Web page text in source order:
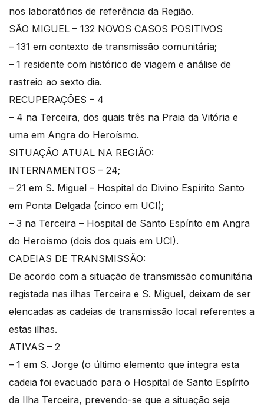
nos laboratórios de referência da Região.
SÃO MIGUEL – 132 NOVOS CASOS POSITIVOS
– 131 em contexto de transmissão comunitária;
– 1 residente com histórico de viagem e análise de
rastreio ao sexto dia.
RECUPERAÇÕES – 4
– 4 na Terceira, dos quais três na Praia da Vitória e
uma em Angra do Heroísmo.
SITUAÇÃO ATUAL NA REGIÃO:
INTERNAMENTOS – 24;
– 21 em S. Miguel – Hospital do Divino Espírito Santo
em Ponta Delgada (cinco em UCI);
– 3 na Terceira – Hospital de Santo Espírito em Angra
do Heroísmo (dois dos quais em UCI).
CADEIAS DE TRANSMISSÃO:
De acordo com a situação de transmissão comunitária
registada nas ilhas Terceira e S. Miguel, deixam de ser
elencadas as cadeias de transmissão local referentes a
estas ilhas.
ATIVAS – 2
– 1 em S. Jorge (o último elemento que integra esta
cadeia foi evacuado para o Hospital de Santo Espírito
da Ilha Terceira, prevendo-se que a situação seja